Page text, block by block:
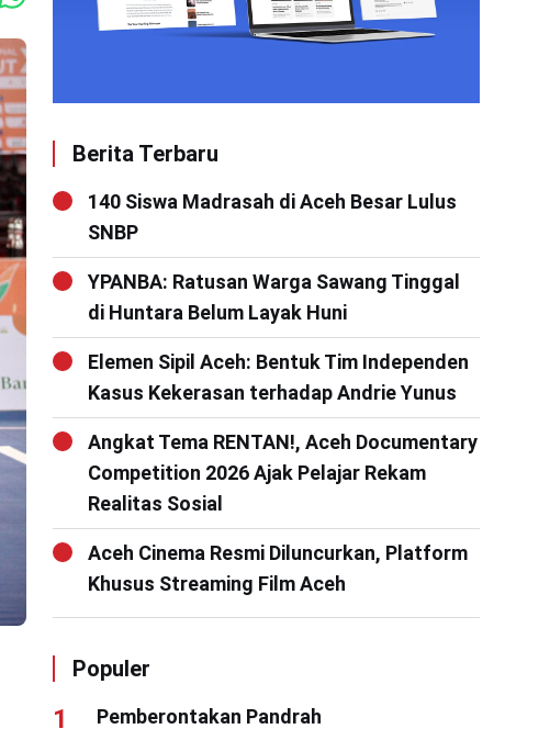
Berita Terbaru
140 Siswa Madrasah di Aceh Besar Lulus
SNBP
YPANBA: Ratusan Warga Sawang Tinggal
di Huntara Belum Layak Huni
Elemen Sipil Aceh: Bentuk Tim Independen
Kasus Kekerasan terhadap Andrie Yunus
Angkat Tema RENTAN!, Aceh Documentary
Competition 2026 Ajak Pelajar Rekam
Realitas Sosial
Aceh Cinema Resmi Diluncurkan, Platform
Khusus Streaming Film Aceh
Populer
Pemberontakan Pandrah